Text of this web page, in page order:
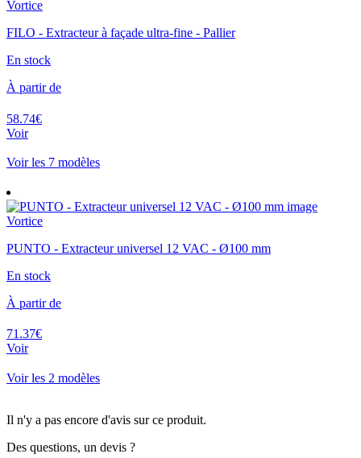
Vortice
FILO - Extracteur à façade ultra-fine - Pallier
En stock
À partir de
58.74€
Voir
Voir les 7 modèles
Vortice
PUNTO - Extracteur universel 12 VAC - Ø100 mm
En stock
À partir de
71.37€
Voir
Voir les 2 modèles
Il n'y a pas encore d'avis sur ce produit.
Des questions, un devis ?